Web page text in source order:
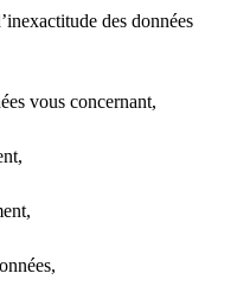
des données
vous concernant,